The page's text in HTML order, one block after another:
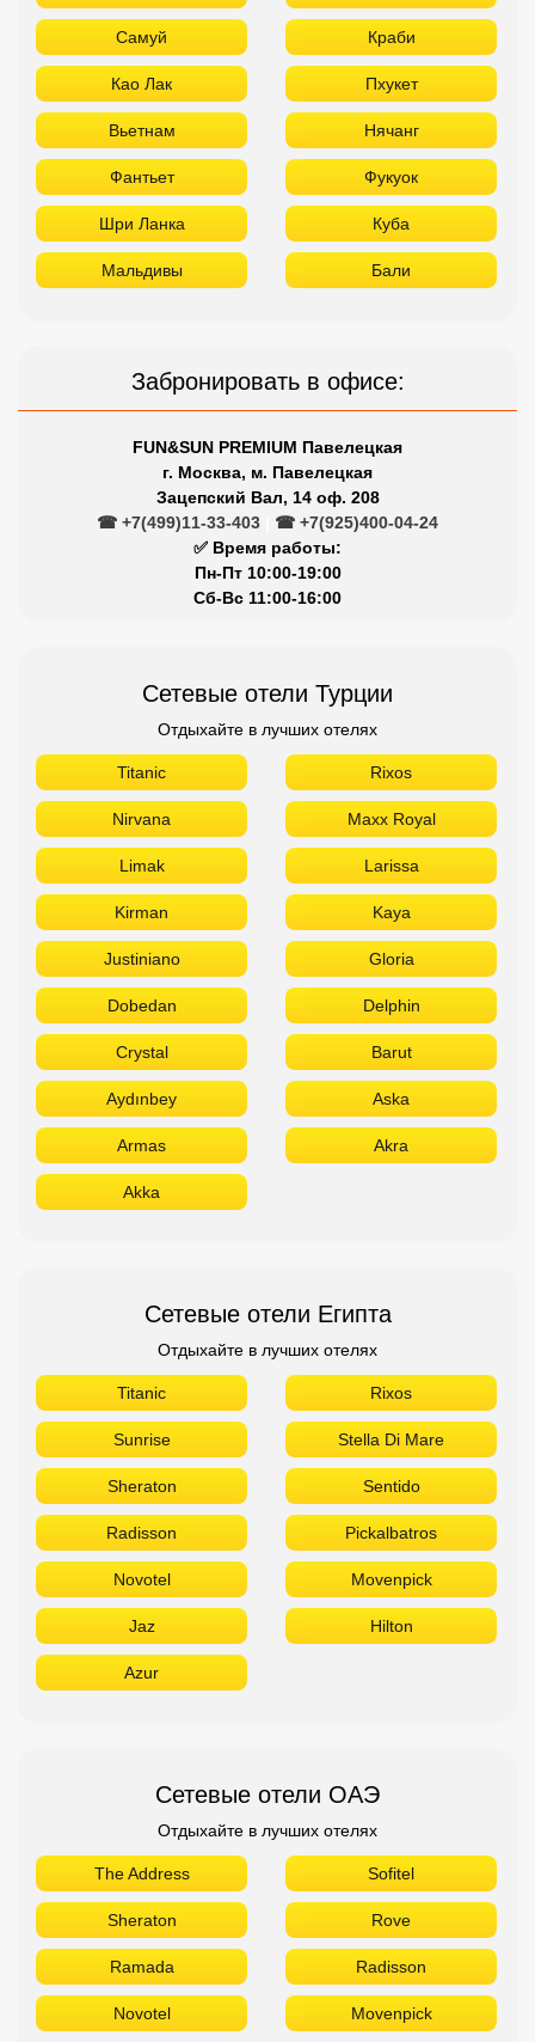
Самуй Краби
Као Лак Пхукет
Вьетнам Нячанг
Фантьет Фукуок
Шри Ланка Куба
Мальдивы Бали
Забронировать в офисе:
FUN&SUN PREMIUM Павелецкая
г. Москва, м. Павелецкая
Зацепский Вал, 14 оф. 208
☎ +7(499)11-33-403
☎ +7(925)400-04-24
✅ Время работы:
Пн-Пт 10:00-19:00
Сб-Вс 11:00-16:00
Сетевые отели Турции
Отдыхайте в лучших отелях
Titanic Rixos
Nirvana Maxx Royal
Limak Larissa
Kirman Kaya
Justiniano Gloria
Dobedan Delphin
Crystal Barut
Aydınbey Aska
Armas Akra
Akka
Сетевые отели Египта
Отдыхайте в лучших отелях
Titanic Rixos
Sunrise Stella Di Mare
Sheraton Sentido
Radisson Pickalbatros
Novotel Movenpick
Jaz Hilton
Azur
Сетевые отели ОАЭ
Отдыхайте в лучших отелях
The Address Sofitel
Sheraton Rove
Ramada Radisson
Novotel Movenpick